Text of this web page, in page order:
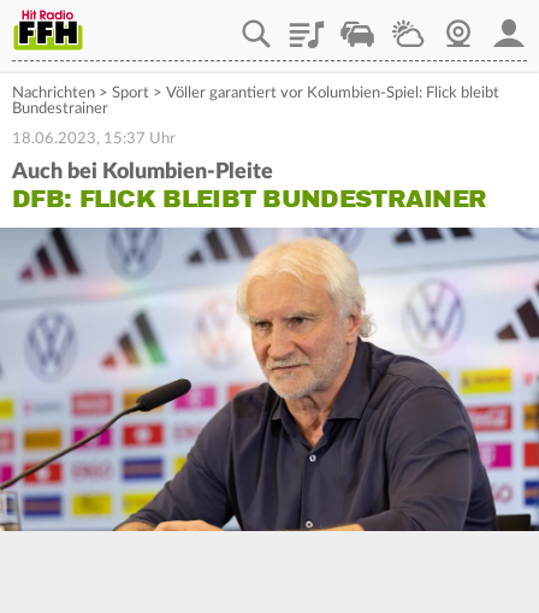
PlaylistStaupilotWetterWebcam
Nachrichten > Sport > Völler garantiert vor Kolumbien-Spiel: Flick bleibt
Bundestrainer
18.06.2023, 15:37 Uhr
Auch bei Kolumbien-Pleite
DFB: FLICK BLEIBT BUNDESTRAINER